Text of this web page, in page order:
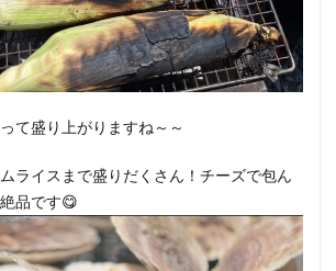
て盛り上がりますね～～
ライスまで盛りだくさん！チーズで包ん
品です😋